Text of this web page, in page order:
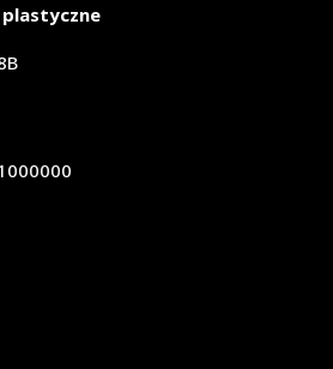
plastyczne